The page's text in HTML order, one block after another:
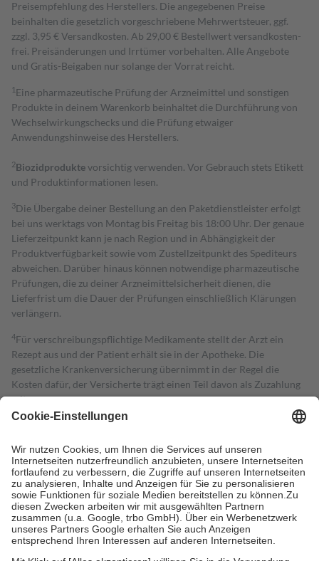
Preisempfehlung des Herstellers. Die angegebenen Preise
beinhalten die gesetzlich vorgeschriebene Mehrwertsteuer, ggf.
zzgl. 3,95 € Versandkosten. Ab 29,00 € Bestell­wert versand­kosten­
frei. Preisänderungen und Irrtümer vorbehalten. Alle Angebote
und Gratis-Beigaben nur solange der Vorrat reicht.
1 Eine pharmazeutische Prüfung der Arzneimittel und sonstigen
Produkte in deinem Warenkorb beinhaltet die Durchführung von
Wechselwirkungschecks und die Prüfung etwaiger
Anwendungshinweise des Herstellers.
2Biozidproduktevorsichtig verwenden. Vor Gebrauch stets Etikett
und Produktinformationen lesen.
3Die Übergabe deiner Bestellung an den Paketdienstleister erfolgt
bei uns werktags von Montag bis Freitag bis 18:00 Uhr. Der genaue
Lieferzeitpunkt kann je nach Region und in Abhängigkeit der
Produktverfügbarkeit sowie vom Zustellzeitpunkt des Spediteurs
abweichen. Darüber hinaus können notwendige pharmazeutische
Prüfungen, die zu deiner Arzneimittelsicherheit dienen, die
Lieferfrist um die Dauer der Prüfungen einschließlich Klärungen
verlängern.
4Für verschreibungspflichtige Medikamente stellt der Arzt ein
Rezept aus und der Patient erhält sie in der Apotheke. Die
gesetzliche Krankenversicherung übernimmt in der Regel die
Kosten dafür, der Versicherte trägt einen Teil davon als Zuzahlung
mit.
Grundsätzlich leisten Mitglieder Zuzahlungen in Höhe von zehn
höchstens zehn Euro.
Es sind jedoch nie mehr als die tatsächlichen
Kosten der Leistung zu entrichten.
Diese Regeln gelten grundsätzlich auch für Online-Apotheken.
Bei Heilmitteln und häuslicher Krankenpflege beträgt die
Zuzahlung zehn Prozent der Kosten sowie zehn Euro je
Verordnung.
Um das Engagement der Versicherten für ihre eigene Gesundheit zu
stärken und die besondere Stellung der Familie zu unterstützen,